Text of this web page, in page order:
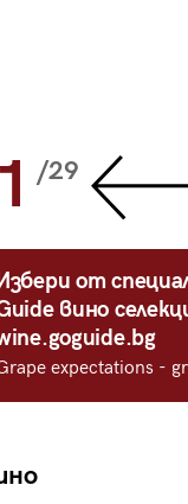
1 /29
от
вино
expectations -